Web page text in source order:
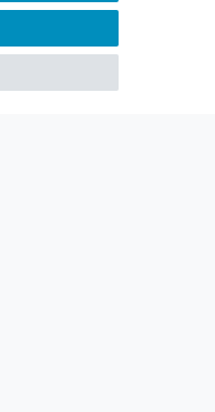
werden?